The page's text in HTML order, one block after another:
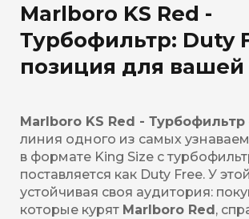
Marlboro KS Red -
Турбофильтр: Duty
позиция для вашей
Marlboro KS Red - Турбофильтр
линия одного из самых
в формате King Size с
поставляется как Duty Free. У
устойчивая своя аудитория:
которые курят Marlboro Red ,